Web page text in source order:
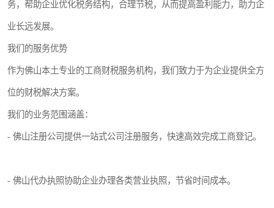
务，帮助企业优化税务结构，合理节税，从而提高盈利能力，助力企
业长远发展。
我们的服务优势
作为佛山本土专业的工商财税服务机构，我们致力于为企业提供全方
位的财税解决方案。
我们的业务范围涵盖：
- 佛山注册公司提供一站式公司注册服务，快速高效完成工商登记。
- 佛山代办执照协助企业办理各类营业执照，节省时间成本。